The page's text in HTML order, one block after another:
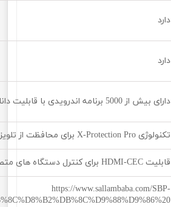
دارد
دارد
دارای بیش از 5000 برنامه اندرویدی با قابلیت دانلود از گوگل پلی
تکنولوژی X-Protection Pro برای محافظت از تلویزیون در برابر رعد و برق، رطوبت و نوسان برق
قابلیت HDMI-CEC برای کنترل دستگاه های متصل به پورت ورودی HDMI تلویزیون از طریق ریموت کنترل تلویزیون
https://www.sallambaba.com/SBP-